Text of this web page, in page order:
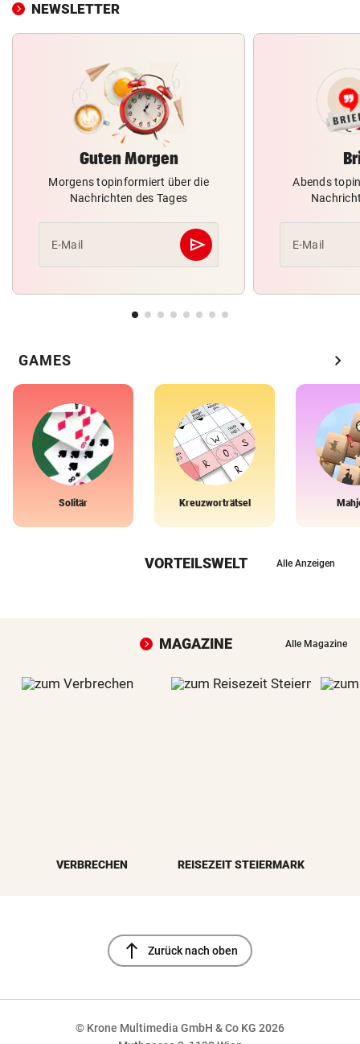
NEWSLETTER
Guten Morgen
Morgens topinformiert über die
Nachrichten des Tages
E-Mail send
Abschicken
Abends
E-Mail
GAMES chevron_right
Solitär Kreuzworträtsel
VORTEILSWELT Alle Anzeigen
MAGAZINE Alle Magazine
VERBRECHEN REISEZEIT STEIERMARK
north Zurück nach oben
© Krone Multimedia GmbH & Co KG 2026